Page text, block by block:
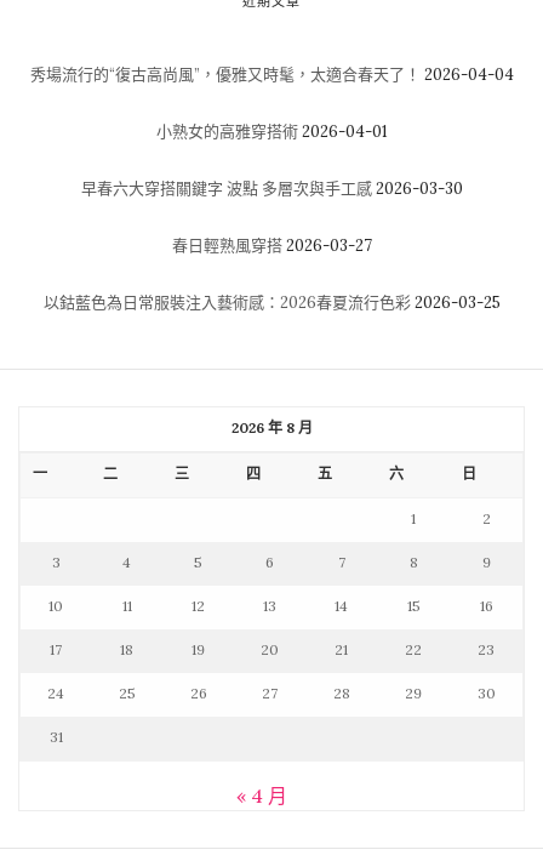
秀場流行的“復古高尚風”，優雅又時髦，太適合春天了！ 2026-04-04
小熟女的高雅穿搭術 2026-04-01
早春六大穿搭關鍵字 波點 多層次與手工感 2026-03-30
春日輕熟風穿搭 2026-03-27
以鈷藍色為日常服裝注入藝術感：2026春夏流行色彩 2026-03-25
2026 年 8 月
一 二 三 四 五 六 日
1 2
3 4 5 6 7 8 9
10 11 12 13 14 15 16
17 18 19 20 21 22 23
24 25 26 27 28 29 30
31
« 4 月